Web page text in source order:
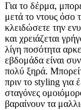
Για το δέρμα,
μετά το ντους όσο
κλειδώσετε την
και χρειάζεται
λίγη ποσότητα
εβδομάδα είναι
πολύ ξηρά.
πριν το styling για
σταγόνες
βαραίνουν τα